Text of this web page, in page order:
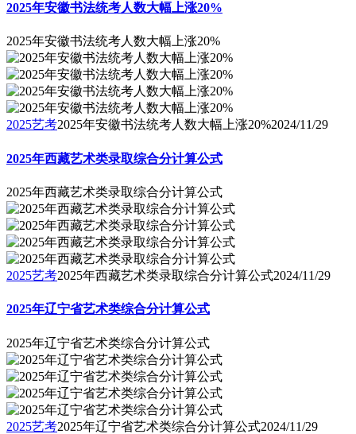
2025年安徽书法统考人数大幅上涨20%
2025年安徽书法统考人数大幅上涨20%
2025艺考2025年安徽书法统考人数大幅上涨20%2024/11/29
2025年西藏艺术类录取综合分计算公式
2025年西藏艺术类录取综合分计算公式
2025艺考2025年西藏艺术类录取综合分计算公式2024/11/29
2025年辽宁省艺术类综合分计算公式
2025年辽宁省艺术类综合分计算公式
2025艺考2025年辽宁省艺术类综合分计算公式2024/11/29